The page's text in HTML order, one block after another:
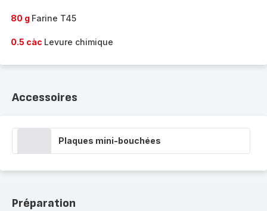
80 g Farine T45
0.5 càc Levure chimique
Accessoires
Plaques mini-bouchées
Préparation